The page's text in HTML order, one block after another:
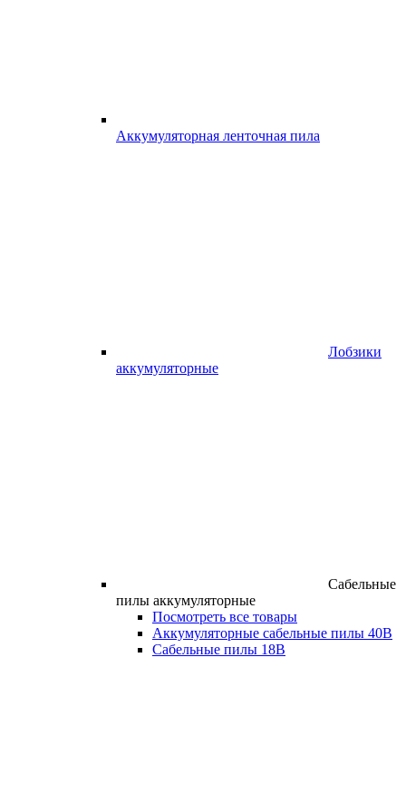
Аккумуляторная ленточная пила
Лобзики
аккумуляторные
Сабельные
пилы аккумуляторные
Посмотреть все товары
Аккумуляторные сабельные пилы 40В
Сабельные пилы 18В